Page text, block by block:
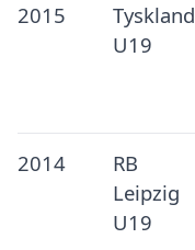
2015
Tyskland
U19
2014
RB
Leipzig
U19